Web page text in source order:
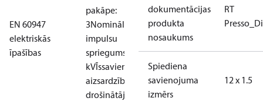
EN 60947
elektriskās
īpašības
pakāpe:
3Nominālais
impulsu
spriegums: 4
kVĪssavienojuma
aizsardzība,
drošinātājs: 10A
dokumentācijas
produkta
nosaukums
RT
Spiediena
savienojuma
izmērs
12 x 1.5